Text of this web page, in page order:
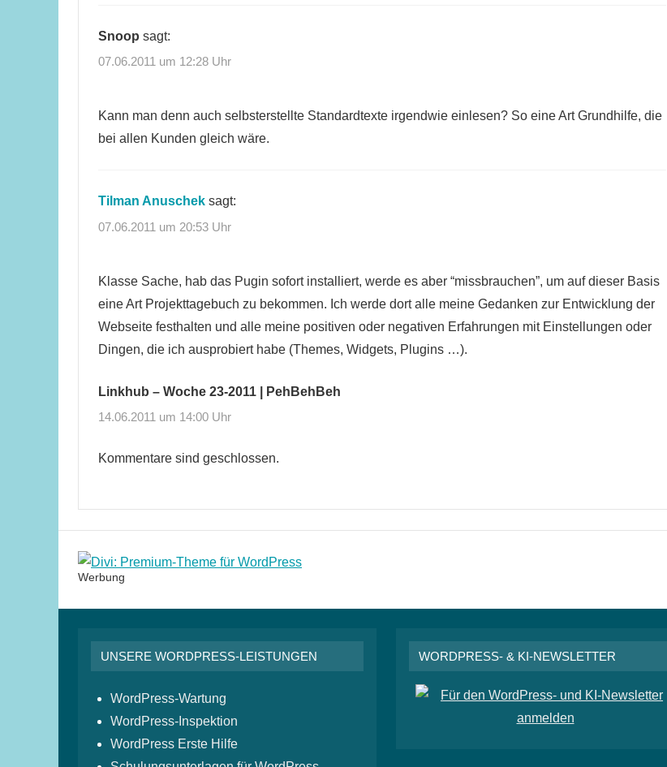
Snoop sagt:
07.06.2011 um 12:28 Uhr
Kann man denn auch selbsterstellte Standardtexte irgendwie einlesen? So eine Art Grundhilfe, die
bei allen Kunden gleich wäre.
Tilman Anuschek sagt:
07.06.2011 um 20:53 Uhr
Klasse Sache, hab das Pugin sofort installiert, werde es aber “missbrauchen”, um auf dieser Basis
eine Art Projekttagebuch zu bekommen. Ich werde dort alle meine Gedanken zur Entwicklung der
Webseite festhalten und alle meine positiven oder negativen Erfahrungen mit Einstellungen oder
Dingen, die ich ausprobiert habe (Themes, Widgets, Plugins …).
Linkhub – Woche 23-2011 | PehBehBeh
14.06.2011 um 14:00 Uhr
Kommentare sind geschlossen.
Werbung
UNSERE WORDPRESS-LEISTUNGEN
WordPress-Wartung
WordPress-Inspektion
WordPress Erste Hilfe
WORDPRESS- & KI-NEWSLETTER